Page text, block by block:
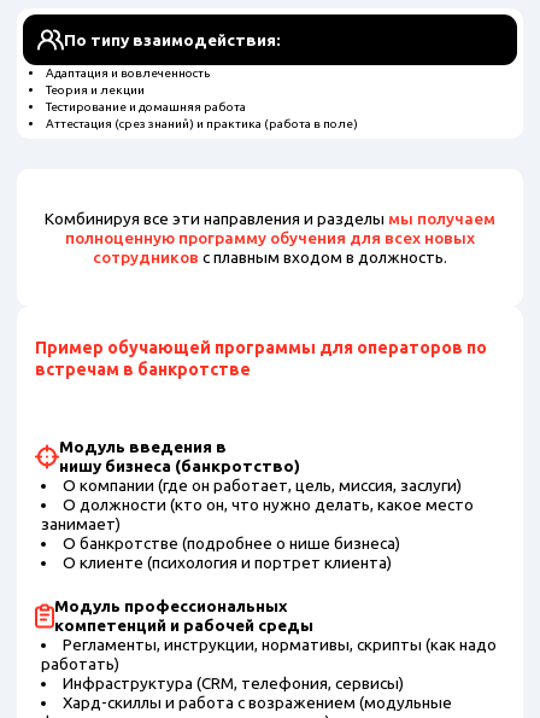
По типу взаимодействия:
Адаптация и вовлеченность
Теория и лекции
Тестирование и домашняя работа
Аттестация (срез знаний) и практика (работа в поле)
Комбинируя все эти направления и разделы мы получаем
полноценную программу обучения для всех новых
сотрудников с плавным входом в должность.
Пример обучающей программы для операторов по
встречам в банкротстве
Модуль введения в
нишу бизнеса (банкротство)
О компании (где он работает, цель, миссия, заслуги)
О должности (кто он, что нужно делать, какое место
занимает)
О банкротстве (подробнее о нише бизнеса)
О клиенте (психология и портрет клиента)
Модуль профессиональных
компетенций и рабочей среды
Регламенты, инструкции, нормативы, скрипты (как надо
работать)
Инфраструктура (CRM, телефония, сервисы)
Хард-скиллы и работа с возражением (модульные